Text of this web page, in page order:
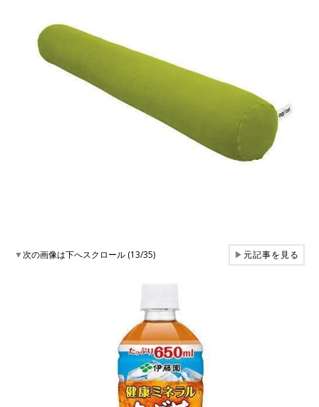
▼次の画像は下へスクロール (13/35) ▶元記事を見る